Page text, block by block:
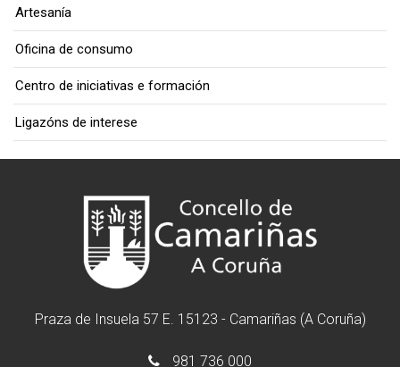
Artesanía
Oficina de consumo
Centro de iniciativas e formación
Ligazóns de interese
Praza de Insuela 57 E. 15123 - Camariñas (A Coruña)
981 736 000